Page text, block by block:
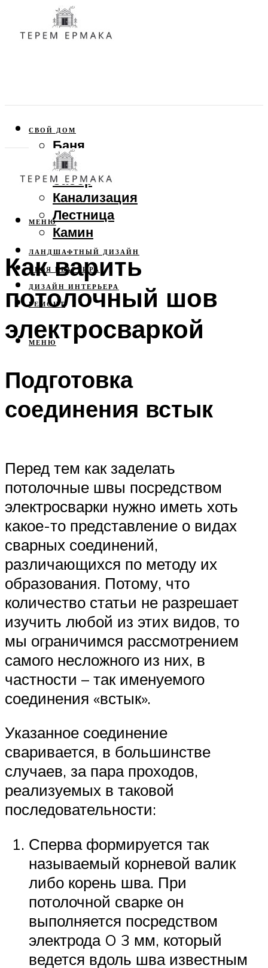
СВОЙ ДОМ
Баня
Веранда
Забор
Канализация
Лестница
Камин
ЛАНДШАФТНЫЙ ДИЗАЙН
СВОЯ КВАРТИРА
ДИЗАЙН ИНТЕРЬЕРА
РЕМОНТ
МЕНЮ
МЕНЮ
Как варить
потолочный шов
электросваркой
Подготовка
соединения встык
Перед тем как заделать
потолочные швы посредством
электросварки нужно иметь хоть
какое-то представление о видах
сварных соединений,
различающихся по методу их
образования. Потому, что
количество статьи не разрешает
изучить любой из этих видов, то
мы ограничимся рассмотрением
самого несложного из них, в
частности – так именуемого
соединения «встык».
Указанное соединение
сваривается, в большинстве
случаев, за пара проходов,
реализуемых в таковой
последовательности:
Сперва формируется так
называемый корневой валик
либо корень шва. При
потолочной сварке он
выполняется посредством
электрода O 3 мм, который
ведется вдоль шва известным